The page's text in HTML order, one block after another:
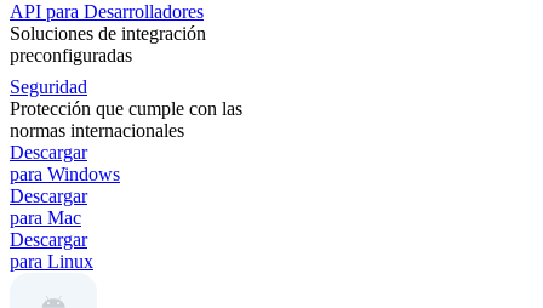
API para Desarrolladores
Soluciones de integración
preconfiguradas
Seguridad
Protección que cumple con las
normas internacionales
Descargar
para Windows
Descargar
para Mac
Descargar
para Linux